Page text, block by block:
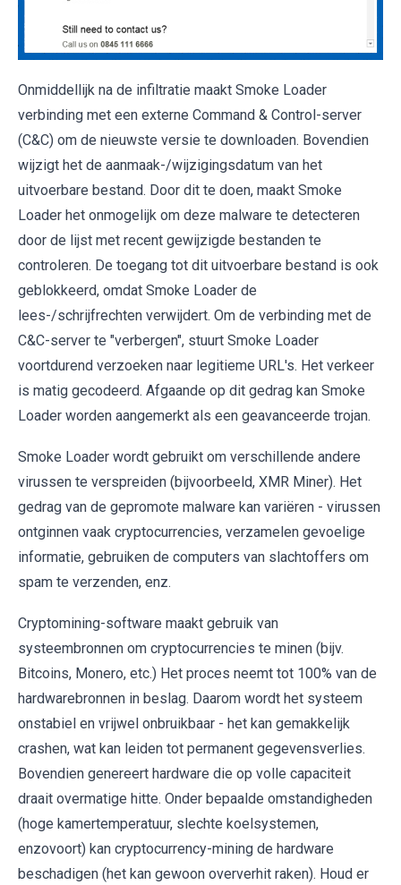
Onmiddellijk na de infiltratie maakt Smoke Loader
verbinding met een externe Command & Control-server
(C&C) om de nieuwste versie te downloaden. Bovendien
wijzigt het de aanmaak-/wijzigingsdatum van het
uitvoerbare bestand. Door dit te doen, maakt Smoke
Loader het onmogelijk om deze malware te detecteren
door de lijst met recent gewijzigde bestanden te
controleren. De toegang tot dit uitvoerbare bestand is ook
geblokkeerd, omdat Smoke Loader de
lees-/schrijfrechten verwijdert. Om de verbinding met de
C&C-server te "verbergen", stuurt Smoke Loader
voortdurend verzoeken naar legitieme URL's. Het verkeer
is matig gecodeerd. Afgaande op dit gedrag kan Smoke
Loader worden aangemerkt als een geavanceerde trojan.
Smoke Loader wordt gebruikt om verschillende andere
virussen te verspreiden (bijvoorbeeld, XMR Miner). Het
gedrag van de gepromote malware kan variëren - virussen
ontginnen vaak cryptocurrencies, verzamelen gevoelige
informatie, gebruiken de computers van slachtoffers om
spam te verzenden, enz.
Cryptomining-software maakt gebruik van
systeembronnen om cryptocurrencies te minen (bijv.
Bitcoins, Monero, etc.) Het proces neemt tot 100% van de
hardwarebronnen in beslag. Daarom wordt het systeem
onstabiel en vrijwel onbruikbaar - het kan gemakkelijk
crashen, wat kan leiden tot permanent gegevensverlies.
Bovendien genereert hardware die op volle capaciteit
draait overmatige hitte. Onder bepaalde omstandigheden
(hoge kamertemperatuur, slechte koelsystemen,
enzovoort) kan cryptocurrency-mining de hardware
beschadigen (het kan gewoon oververhit raken). Houd er